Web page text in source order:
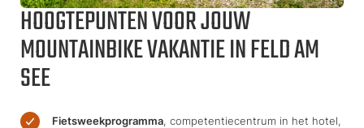
HOOGTEPUNTEN VOOR JOUW
MOUNTAINBIKE VAKANTIE IN FELD AM
SEE
Fietsweekprogramma, competentiecentrum in het hotel,